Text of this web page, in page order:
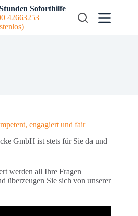
Soforthilfe
42663253
engagiert und fair
GmbH ist stets für Sie da und
werden all Ihre Fragen
überzeugen Sie sich von unserer